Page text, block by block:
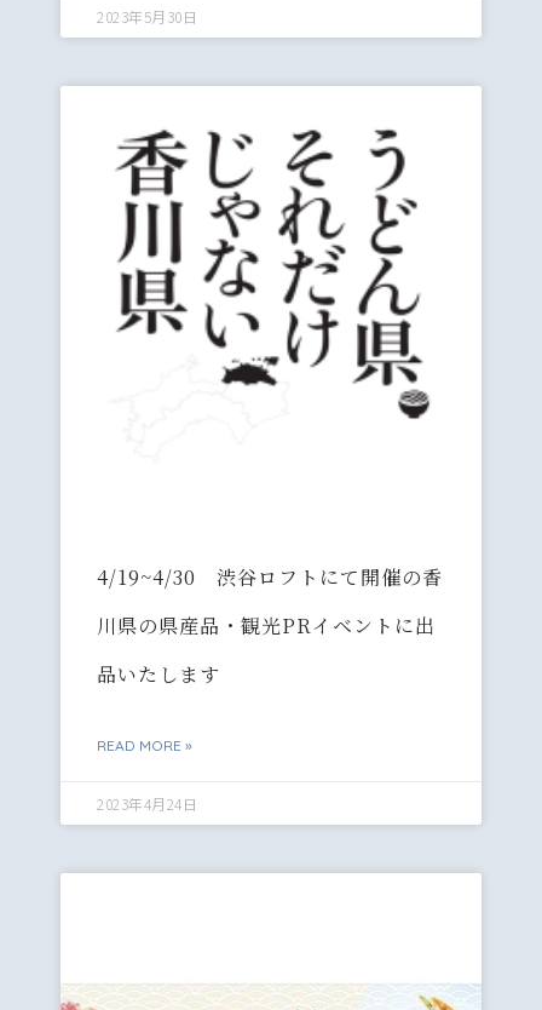
2023年5月30日
4/19~4/30 渋谷ロフトにて開催の香
川県の県産品・観光PRイベントに出
品いたします
READ MORE »
2023年4月24日